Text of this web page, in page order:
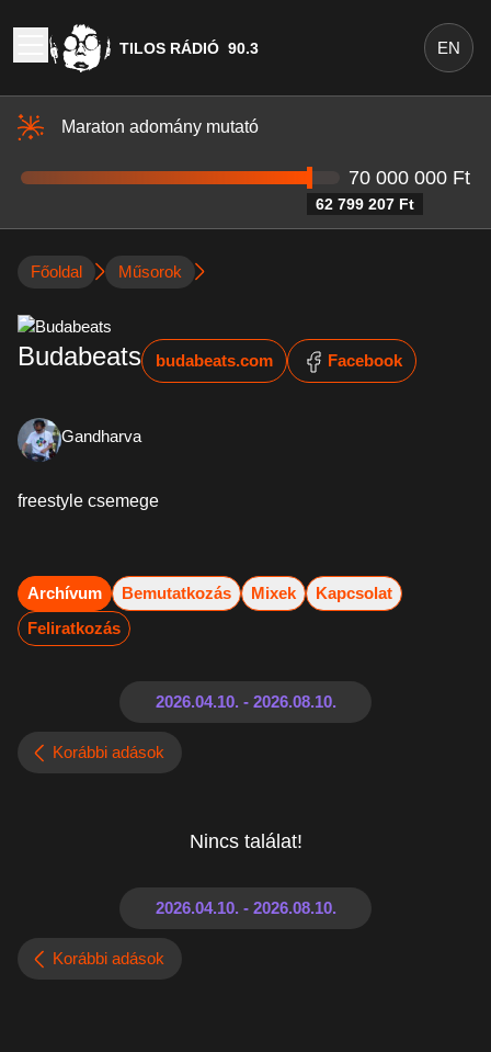
TILOS RÁDIÓ 90.3 EN
Maraton adomány mutató
62 799 207 Ft
70 000 000 Ft
Főoldal Műsorok
Budabeats budabeats.com Facebook
Gandharva
freestyle csemege
Archívum Bemutatkozás Mixek
Kapcsolat
Feliratkozás
Korábbi adások
Nincs találat!
Korábbi adások